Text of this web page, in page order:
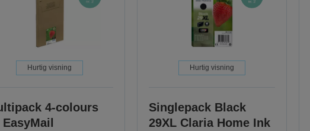
Hurtig visning
4-colours
Hurtig visning
Singlepack Black
29XL Claria Home Ink